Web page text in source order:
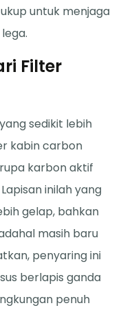
untuk menjaga
Filter
sedikit lebih
kabin carbon
karbon aktif
inilah yang
gelap, bahkan
masih baru
penyaring ini
berlapis ganda
penuh